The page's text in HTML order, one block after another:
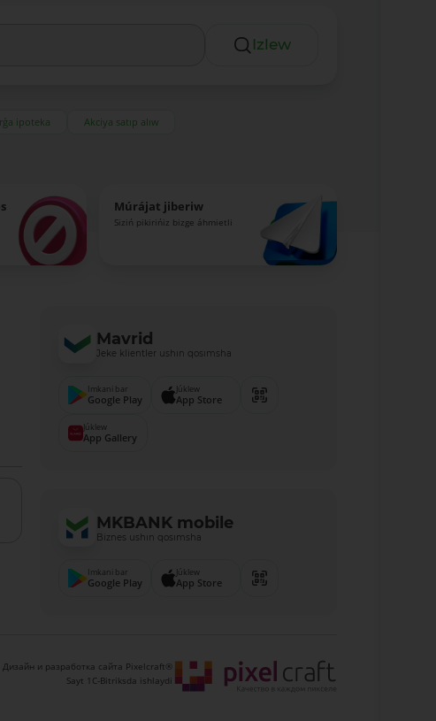
Izlew
ipoteka
Akciya satıp alıw
Múrájat jiberiw
Siziń pikirińiz bizge áhmietli
Mavrid
Jeke klientler ushın qosımsha
Imkani bar
Google Play
Júklew
App Store
Júklew
App Gallery
MKBANK mobile
Biznes ushın qosımsha
Imkani bar
Google Play
Júklew
App Store
Дизайн и разработка сайта Pixelcraft®
Sayt 1C-Bitriksda ishlaydi